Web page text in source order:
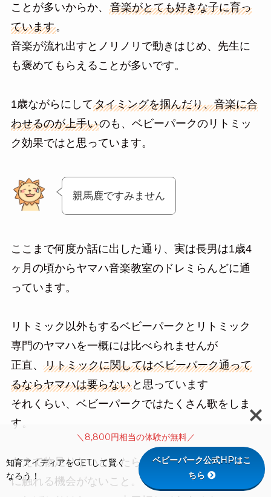
ことが多いからか、 音楽がとても好きな子に育っ
ています。
音楽が流れ出すとノリノリで動きはじめ、先生に
も褒めてもらえることが多いです。
1歳ながらにしてタイミングを掴んだり、音楽に合
わせるのが上手いのも、ベビーパークのリトミッ
ク効果ではと思っています。
親馬鹿ですみません
ここまで何度か話に出した通り、実は長男は1歳4
ヶ月の頃からヤマハ音楽教室のドレミらんどに通
っています。
リトミック以外もするベビーパークとリトミック
専門のヤマハを一概には比べられませんが
正直、 リトミックに関してはベビーパーク通って
るならヤマハは要らないと思っています
それくらい、ベビーパークではたくさん歌をしま
す。
あえて物足りないとしたら、やはり楽器や生演奏
に触れる機会がないこと。
＼8,800円相当の体験が無料／
知育アイディアをGETして賢く
なろう！
ベビーパーク公式HPはこ
ちら